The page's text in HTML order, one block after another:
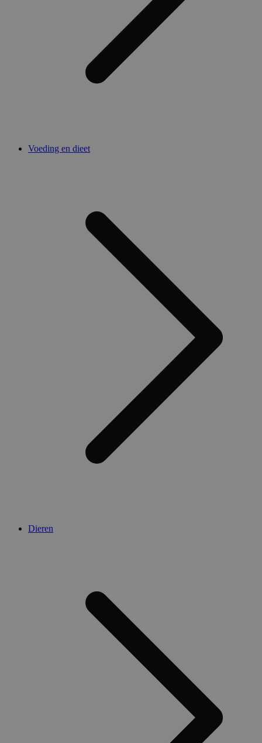
Voeding en dieet
Dieren